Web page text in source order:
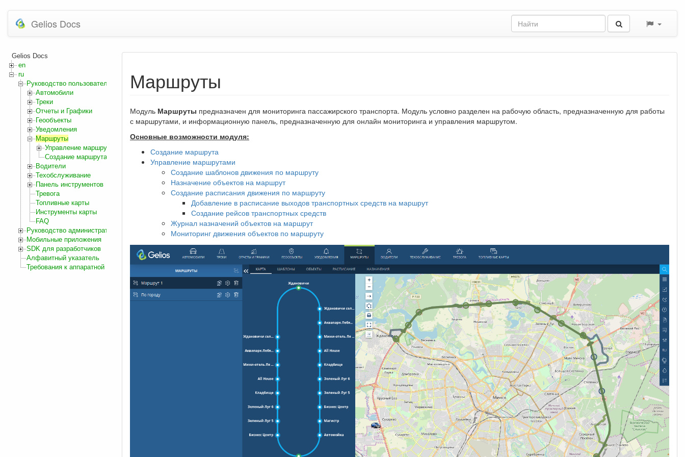
Gelios Docs
Gelios Docs
en
ru
Руководство пользователя
Автомобили
Треки
Отчеты и Графики
Геообъекты
Уведомления
Маршруты
Управление маршрутами
Создание маршрута
Водители
Техобслуживание
Панель инструментов
Тревога
Топливные карты
Инструменты карты
FAQ
Руководство администратора
Мобильные приложения
SDK для разработчиков
Алфавитный указатель
Требования к аппаратной и программной части
Маршруты
Модуль Маршруты предназначен для мониторинга пассажирского транспорта. Модуль условно разделен на рабочую область, предназначенную для работы
с маршрутами, и информационную панель, предназначенную для онлайн мониторинга и управления маршрутом.
Основные возможности модуля:
Создание маршрута
Управление маршрутами
Создание шаблонов движения по маршруту
Назначение объектов на маршрут
Создание расписания движения по маршруту
Добавление в расписание выходов транспортных средств на маршрут
Создание рейсов транспортных средств
Журнал назначений объектов на маршрут
Мониторинг движения объектов по маршруту